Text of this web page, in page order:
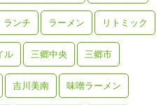
ランチ ラーメン リトミック
ル 三郷中央 三郷市
吉川美南 味噌ラーメン